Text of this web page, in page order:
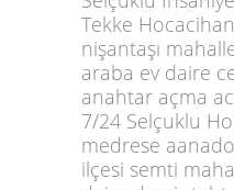
Tekke
nişantaşı
araba ev daire
anahtar açma
7/24 Selçuklu
medrese
ilçesi semti